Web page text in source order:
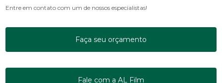
Entre em contato com um de nossos especialistas!
Faça seu orçamento
Fale com a AL Film